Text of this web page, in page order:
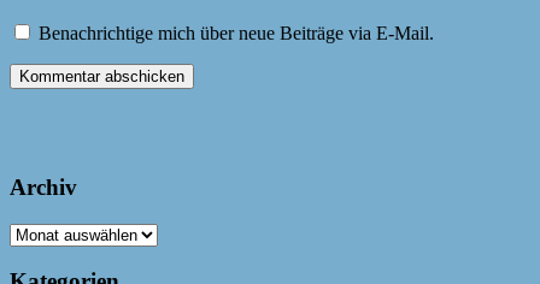
Benachrichtige mich über neue Beiträge via E-Mail.
Archiv
Archiv